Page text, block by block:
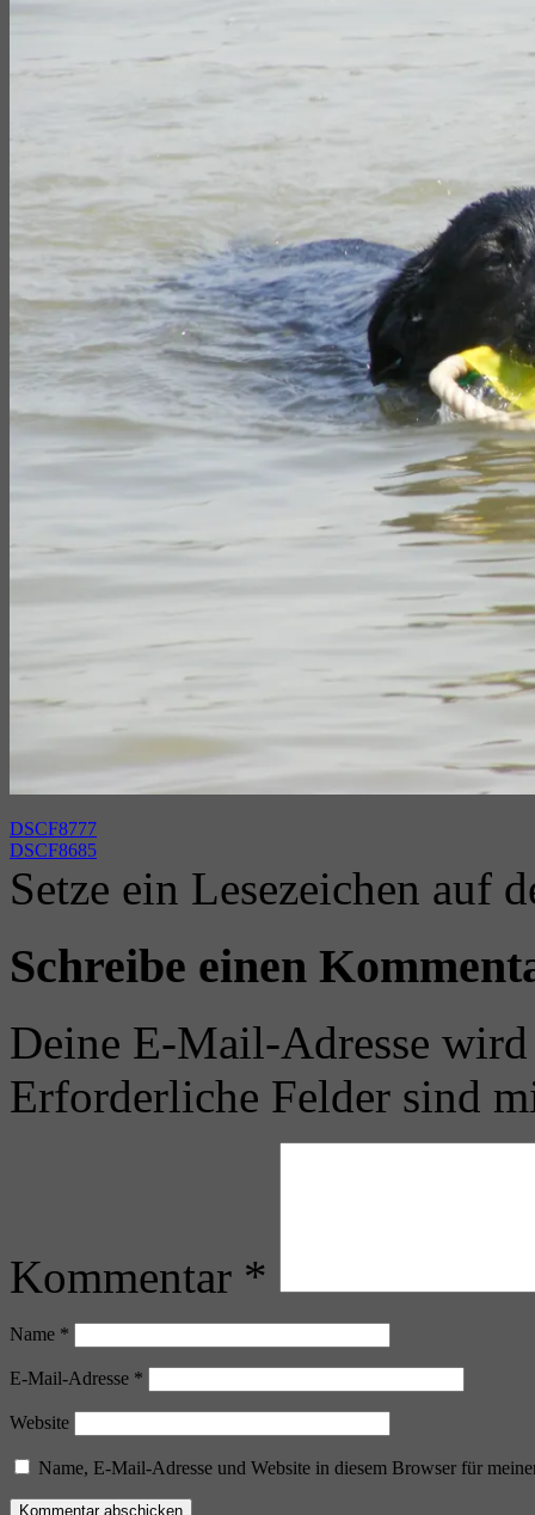
DSCF8777
DSCF8685
Setze ein Lesezeichen auf
Schreibe einen
Deine E-Mail-Adresse
Erforderliche Felder sind
Kommentar *
Name *
E-Mail-Adresse *
Website
Name, E-Mail-Adresse und Website in diesem Browser für